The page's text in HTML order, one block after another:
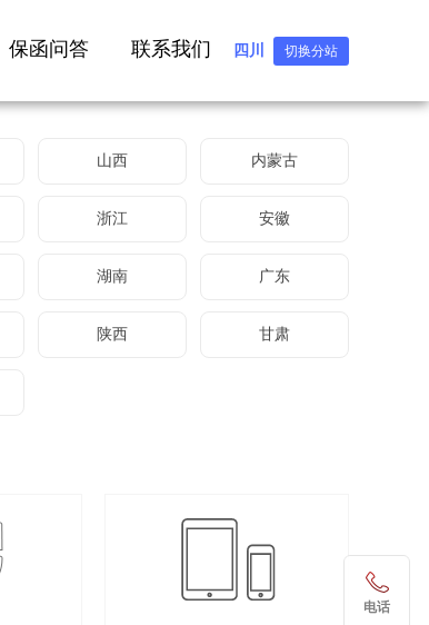
四川 切换分站
保函问答 联系我们
山西 内蒙古
浙江 安徽
湖南 广东
陕西 甘肃
电话